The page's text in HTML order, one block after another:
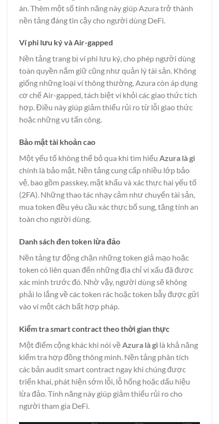
án. Thêm một số tính năng này giúp Azura trở thành
nền tảng đáng tin cậy cho người dùng DeFi.
Ví phi lưu ký và Air-gapped
Nền tảng trang bị ví phi lưu ký, cho phép người dùng
toàn quyền nắm giữ cũng như quản lý tài sản. Không
giống những loại ví thông thường, Azura còn áp dụng
cơ chế Air-gapped, tách biệt ví khỏi các giao thức tích
hợp. Điều này giúp giảm thiểu rủi ro từ lỗi giao thức
hoặc những vụ tấn công.
Bảo mật tài khoản cao
Một yếu tố không thể bỏ qua khi tìm hiểu Azura là gì
chính là bảo mật. Nền tảng cung cấp nhiều lớp bảo
vệ, bao gồm passkey, mật khẩu và xác thực hai yếu tố
(2FA). Những thao tác nhạy cảm như chuyển tài sản,
mua token đều yêu cầu xác thực bổ sung, tăng tính an
toàn cho người dùng.
Danh sách đen token lừa đảo
Nền tảng tự động chặn những token giả mạo hoặc
token có liên quan đến những địa chỉ ví xấu đã được
xác minh trước đó. Nhờ vậy, người dùng sẽ không
phải lo lắng về các token rác hoặc token bẫy được gửi
vào ví một cách bất hợp pháp.
Kiểm tra smart contract theo thời gian thực
Một điểm cộng khác khi nói về Azura là gì là khả năng
kiểm tra hợp đồng thông minh. Nền tảng phân tích
các bản audit smart contract ngay khi chúng được
triển khai, phát hiện sớm lỗi, lỗ hổng hoặc dấu hiệu
lừa đảo. Tính năng này giúp giảm thiểu rủi ro cho
người tham gia DeFi.